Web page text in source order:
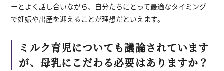
ーとよく話し合いながら、自分たちにとって最適なタイミング
で妊娠や出産を迎えることが理想だといえます。
ミルク育児についても議論されています
が、母乳にこだわる必要はありますか？